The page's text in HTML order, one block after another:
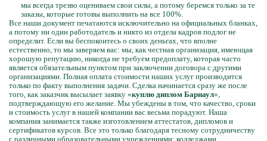
мы всегда трезво оцениваем свои силы, а потому беремся только за те
заказы, которые готовы выполнить на все 100%.
Все наши документ печатаются исключительно на официальных бланках,
а потому ни один работодатель и никто из отдела кадров подлог не
определит. Если вы беспокоитесь о своих деньгах, что вполне
естественно, то мы заверяем вас: мы, как честная организация, имеющая
хорошую репутацию, никогда не требуем предоплату, которая часто
является обязательным пунктом при заключении договора с другими
организациями. Полная оплата стоимости наших услуг производится
только по факту выполнения задачи. Сделка начинается сразу же после
того, как заказчик высылает заявку «куплю диплом Барнаул»,
подтверждающую его желание. Мы убеждены в том, что качество, сроки
и стоимость услуг в нашей компании вас весьма порадуют. Наша
компания занимается также изготовлением аттестатов, дипломов и
сертификатов курсов. Все это только благодаря тесному сотрудничеству
с различными образовательными учреждениями: колледжами,